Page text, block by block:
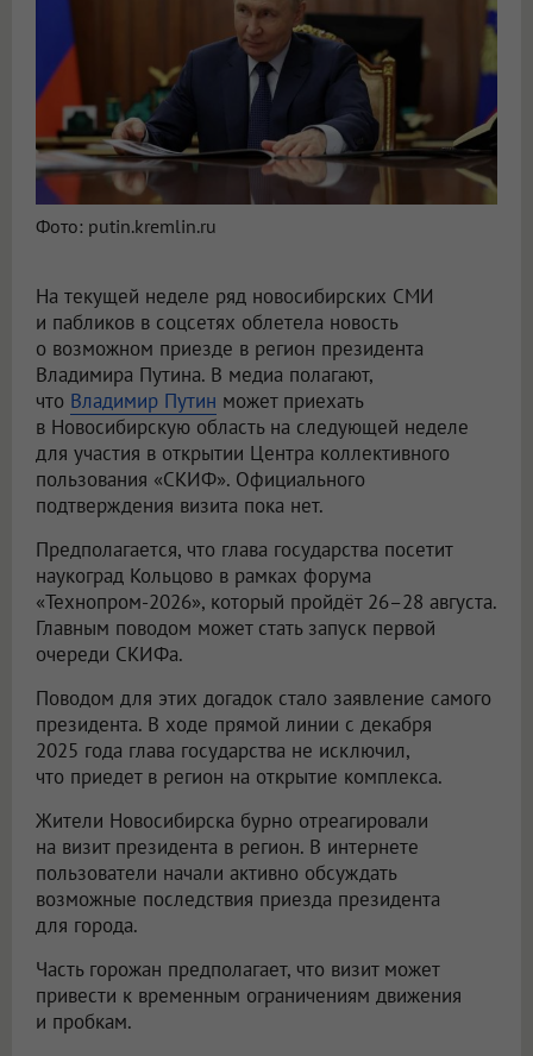
Фото: putin.kremlin.ru
На текущей неделе ряд новосибирских СМИ
и пабликов в соцсетях облетела новость
о возможном приезде в регион президента
Владимира Путина. В медиа полагают,
что Владимир Путин может приехать
в Новосибирскую область на следующей неделе
для участия в открытии Центра коллективного
пользования «СКИФ». Официального
подтверждения визита пока нет.
Предполагается, что глава государства посетит
наукоград Кольцово в рамках форума
«Технопром-2026», который пройдёт 26–28 августа.
Главным поводом может стать запуск первой
очереди СКИФа.
Поводом для этих догадок стало заявление самого
президента. В ходе прямой линии с декабря
2025 года глава государства не исключил,
что приедет в регион на открытие комплекса.
Жители Новосибирска бурно отреагировали
на визит президента в регион. В интернете
пользователи начали активно обсуждать
возможные последствия приезда президента
для города.
Часть горожан предполагает, что визит может
привести к временным ограничениям движения
и пробкам.